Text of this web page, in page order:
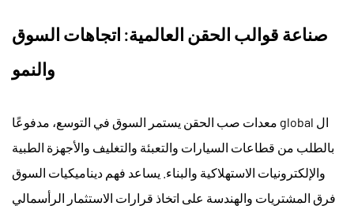
صناعة قوالب الحقن العالمية: اتجاهات السوق
والنمو
ال global معدات صب الحقن يستمر السوق في التوسع، مدفوعًا
بالطلب من قطاعات السيارات والتعبئة والتغليف والأجهزة الطبية
والإلكترونيات الاستهلاكية والبناء. يساعد فهم ديناميكيات السوق
فرق المشتريات والهندسة على اتخاذ قرارات الاستثمار الرأسمالي